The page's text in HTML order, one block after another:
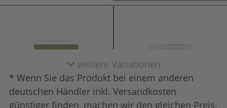
weitere Variationen
* Wenn Sie das Produkt bei einem anderen
deutschen Händler inkl. Versandkosten
günstiger finden, machen wir den gleichen Preis.